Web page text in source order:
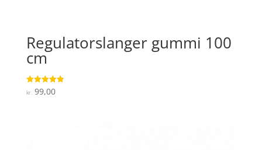
Regulatorslanger gummi 100
cm
Vurderet
4.9
kr. 99,00